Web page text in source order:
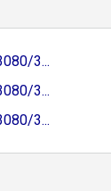
3...
3...
3...